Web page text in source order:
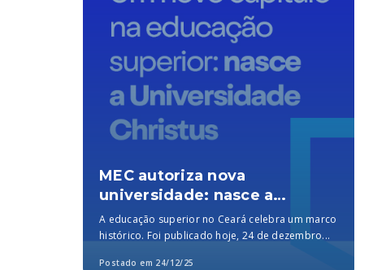
MEC autoriza nova
universidade: nasce a
Universidade Christus, a
melhor particular do Brasil,
A educação superior no Ceará celebra um marco
histórico. Foi publicado hoje, 24 de dezembro...
Postado em 24/12/25